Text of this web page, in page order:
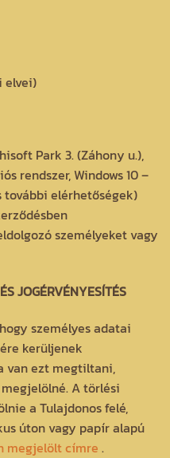
elvei)
Park 3. (Záhony u.),
rendszer, Windows 10 –
elérhetőségek)
személyeket vagy
JOGÉRVÉNYESÍTÉS
személyes adatai
kerüljenek
van ezt megtiltani,
A törlési
a Tulajdonos felé,
úton vagy papír alapú
megjelölt címre .